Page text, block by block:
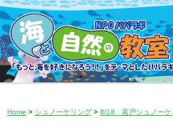
Home > シュノーケリング > 8/18 富戸シュノーケ